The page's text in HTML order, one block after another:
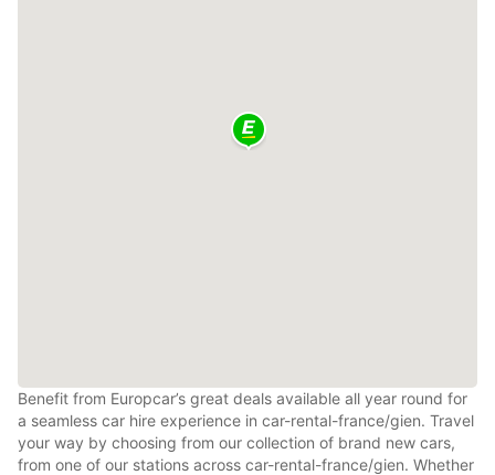
Benefit from Europcar’s great deals available all year round for
a seamless car hire experience in car-rental-france/gien. Travel
your way by choosing from our collection of brand new cars,
from one of our stations across car-rental-france/gien. Whether